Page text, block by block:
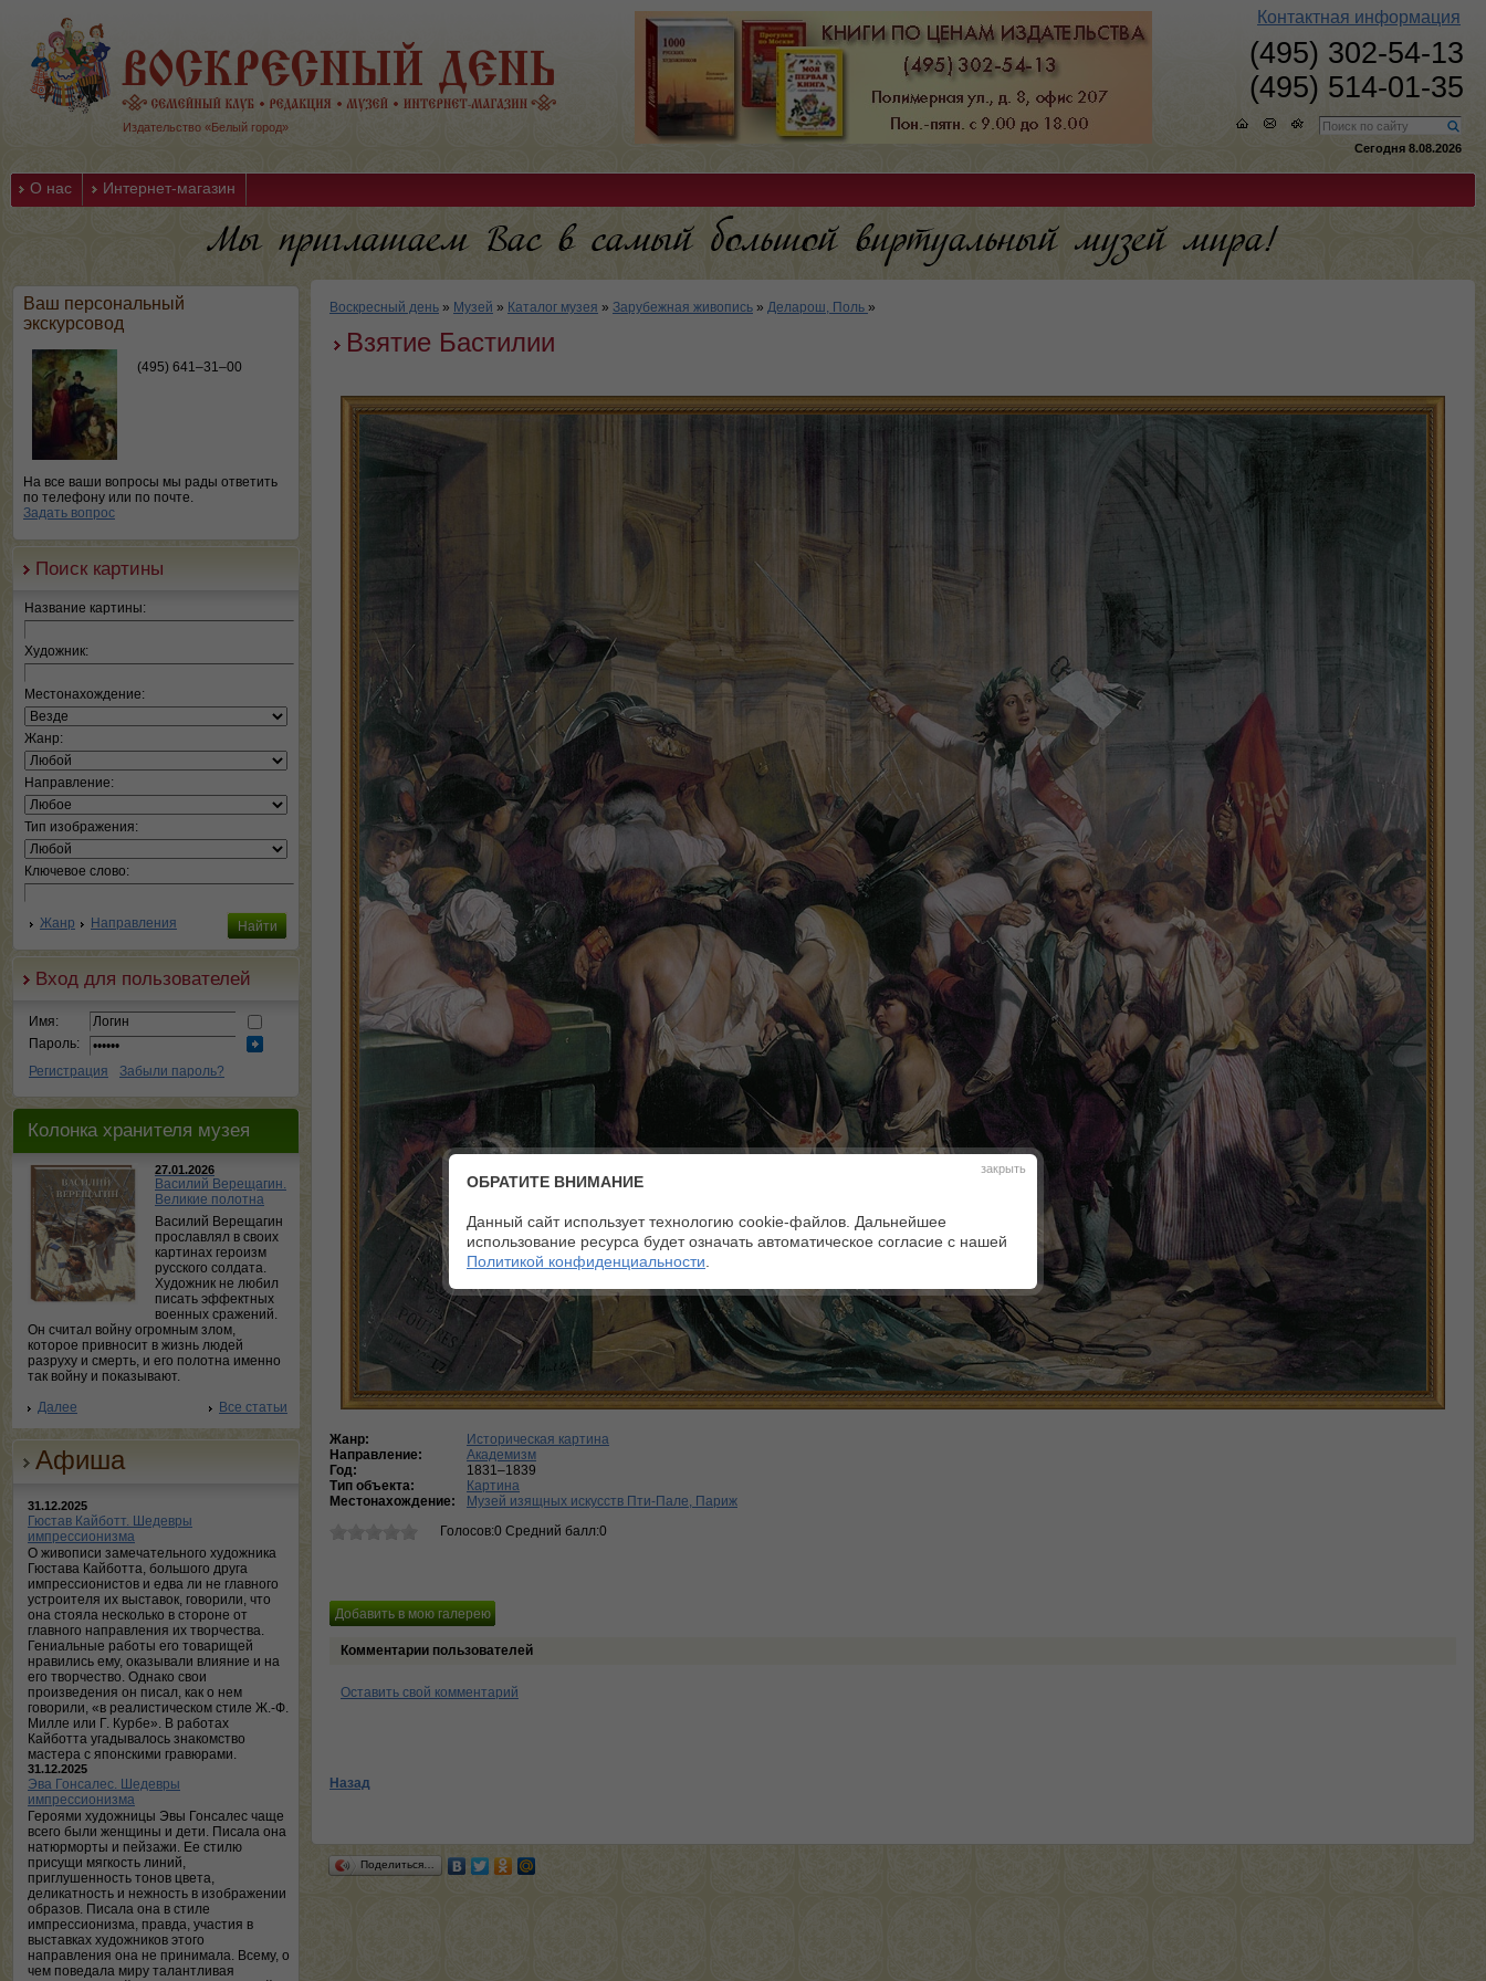
Издательство «Белый город»
Контактная информация
(495) 302-54-13
(495) 514-01-35
Сегодня 8.08.2026
О нас Интернет-магазин
Ваш персональный
экскурсовод
(495) 641–31–00
На все ваши вопросы мы рады ответить
по телефону или по почте.
Задать вопрос
Поиск картины
Название картины:
Художник:
Местонахождение:
Жанр:
Направление:
Тип изображения:
Ключевое слово:
Жанр Направления
Вход для пользователей
Имя:
Пароль:
Регистрация
Забыли пароль?
Колонка хранителя музея
27.01.2026
Василий Верещагин.
Великие полотна
Василий Верещагин
прославлял в своих
картинах героизм
русского солдата.
Художник не любил
писать эффектных
военных сражений.
Он считал войну огромным злом,
которое привносит в жизнь людей
разруху и смерть, и его полотна именно
так войну и показывают.
Далее
Все статьи
Афиша
31.12.2025
Гюстав Кайботт. Шедевры
импрессионизма
О живописи замечательного художника
Гюстава Кайботта, большого друга
импрессионистов и едва ли не главного
устроителя их выставок, говорили, что
она стояла несколько в стороне от
главного направления их творчества.
Гениальные работы его товарищей
нравились ему, оказывали влияние и на
его творчество. Однако свои
произведения он писал, как о нем
говорили, «в реалистическом стиле Ж.-Ф.
Милле или Г. Курбе». В работах
Кайботта угадывалось знакомство
мастера с японскими гравюрами.
31.12.2025
Эва Гонсалес. Шедевры
импрессионизма
Героями художницы Эвы Гонсалес чаще
всего были женщины и дети. Писала она
натюрморты и пейзажи. Ее стилю
присущи мягкость линий,
приглушенность тонов цвета,
деликатность и нежность в изображении
образов. Писала она в стиле
импрессионизма, правда, участия в
выставках художников этого
направления она не принимала. Всему, о
чем поведала миру талантливая
Воскресный день » Музей » Каталог музея » Зарубежная живопись » Деларош, Поль »
Взятие Бастилии
Жанр:
Историческая картина
Направление:
Академизм
Год:
1831–1839
Тип объекта:
Картина
Местонахождение:
Музей изящных искусств Пти-Пале, Париж
Голосов:0 Средний балл:0
Комментарии пользователей
Оставить свой комментарий
Назад
Поделиться…
закрыть
ОБРАТИТЕ ВНИМАНИЕ
Данный сайт использует технологию cookie-файлов. Дальнейшее
использование ресурса будет означать автоматическое согласие с нашей
Политикой конфиденциальности